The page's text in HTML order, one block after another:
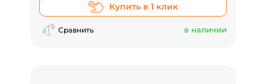
Купить в 1 клик
Сравнить в наличии